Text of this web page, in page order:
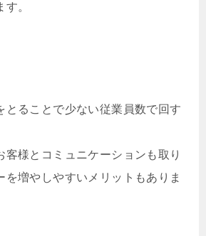
。
とることで少ない従業員数で回す
客様とコミュニケーションも取り
を増やしやすいメリットもありま